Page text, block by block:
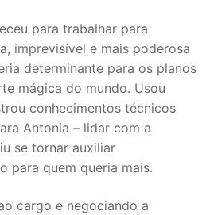
para trabalhar para
imprevisível e mais poderosa
determinante para os planos
mágica do mundo. Usou
conhecimentos técnicos
Antonia – lidar com a
se tornar auxiliar
para quem queria mais.
cargo e negociando a